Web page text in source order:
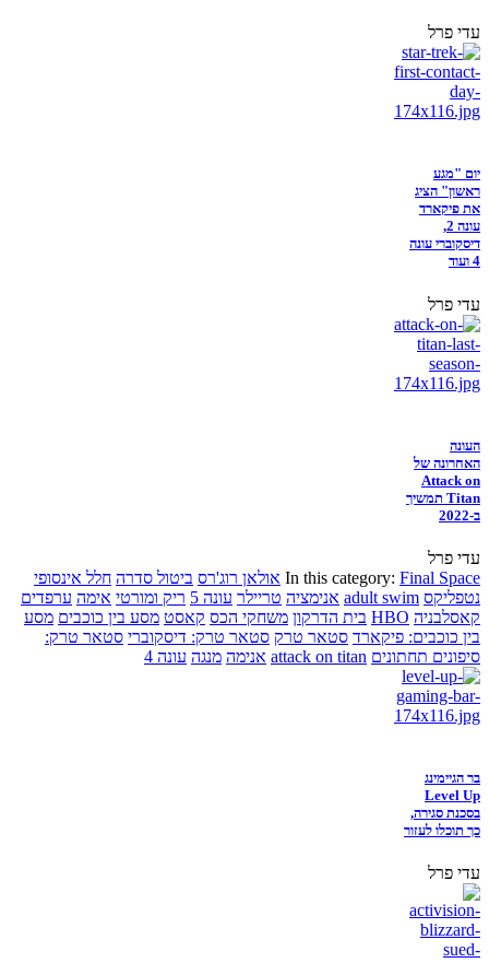
עדי פרל
יום "מגע
ראשון" הציג
את פיקארד
עונה 2,
דיסקוברי עונה
4 ועוד
עדי פרל
העונה
האחרונה של
Attack on
Titan תמשיך
ב-2022
עדי פרל
In this category: Final Space אולאן רוג'רס ביטול סדרה חלל אינסופי
נטפליקס adult swim אנימציה טריילר עונה 5 ריק ומורטי אימה ערפדים
קאסלבניה HBO בית הדרקון משחקי הכס קאסט מסע בין כוכבים מסע
בין כוכבים: פיקארד סטאר טרק סטאר טרק: דיסקוברי סטאר טרק:
סיפונים תחתונים attack on titan אנימה מנגה עונה 4
בר הגיימינג
Level Up
בסכנת סגירה,
כך תוכלו לעזור
עדי פרל